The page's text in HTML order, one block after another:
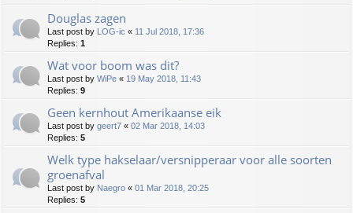
Douglas zagen
Last post by LOG-ic « 11 Jul 2018, 17:36
Replies: 1
Wat voor boom was dit?
Last post by WiPe « 19 May 2018, 11:43
Replies: 9
Geen kernhout Amerikaanse eik
Last post by geert7 « 02 Mar 2018, 14:03
Replies: 5
Welk type hakselaar/versnipperaar voor alle soorten
groenafval
Last post by Naegro « 01 Mar 2018, 20:25
Replies: 5